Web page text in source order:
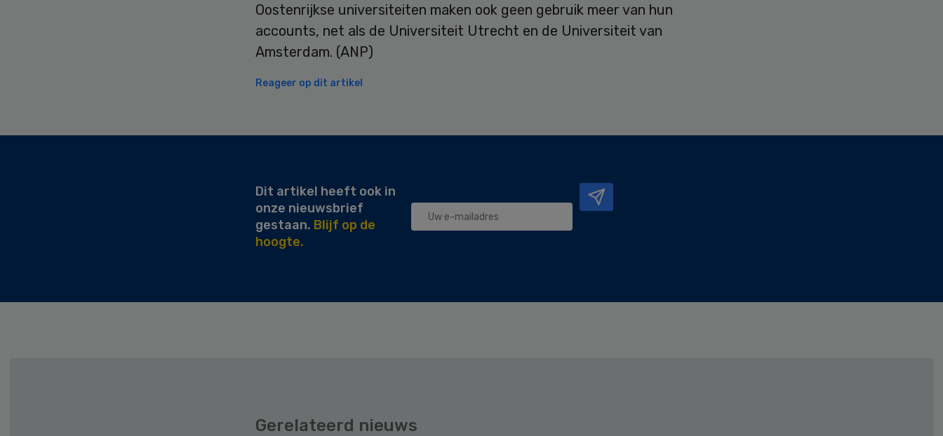
Oostenrijkse universiteiten maken ook geen gebruik meer van hun
accounts, net als de Universiteit Utrecht en de Universiteit van
Amsterdam. (ANP)
Reageer op dit artikel
Dit artikel heeft ook in
onze nieuwsbrief
gestaan. Blijf op de
hoogte.
Gerelateerd nieuws